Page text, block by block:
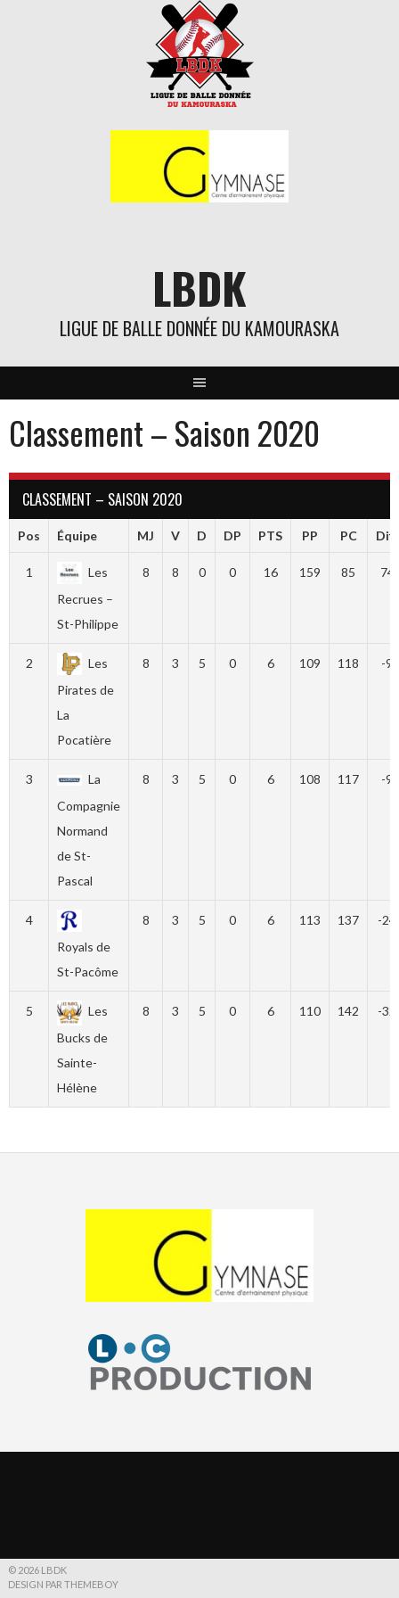
LBDK
LIGUE DE BALLE DONNÉE DU KAMOURASKA
Classement – Saison 2020
CLASSEMENT – SAISON 2020
Pos Équipe MJ V D DP PTS PP PC Diff
1
Les
Recrues –
St-Philippe
8 8 0 0 16 159 85 74
2
Les
Pirates de
La
Pocatière
8 3 5 0 6 109 118 -9
3
La
Compagnie
Normand
de St-
Pascal
8 3 5 0 6 108 117 -9
4
Royals de
St-Pacôme
8 3 5 0 6 113 137 -24
5
Les
Bucks de
Sainte-
Hélène
8 3 5 0 6 110 142 -32
© 2026 LBDK
DESIGN PAR THEMEBOY